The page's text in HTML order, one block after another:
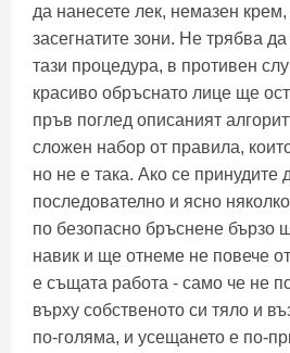
да нанесете лек, немазен
засегнатите зони. Не трябва
тази процедура, в противен
красиво обръснато лице ще
пръв поглед описаният
сложен набор от правила,
но не е така. Ако се принудите
последователно и ясно
по безопасно бръснене бързо
навик и ще отнеме не повече
е същата работа - само че не
върху собственото си тяло и
по-голяма, и усещането е по-